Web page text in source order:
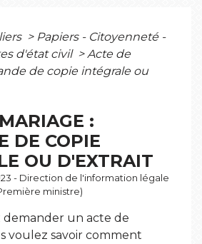
> Papiers - Citoyenneté -
d'état civil > Acte de
de copie intégrale ou
:
DE COPIE
OU D'EXTRAIT
- Direction de l'information légale
ministre)
demander un acte de
voulez savoir comment